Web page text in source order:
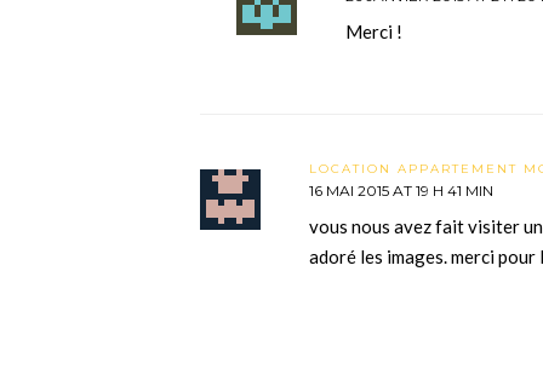
Merci !
LOCATION APPARTEMENT
16 MAI 2015 AT 19 H 41 MIN
vous nous avez fait visiter
adoré les images. merci